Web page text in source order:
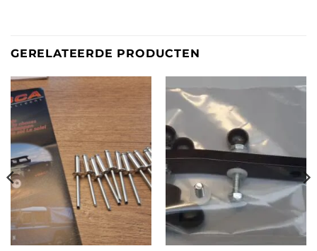
GERELATEERDE PRODUCTEN